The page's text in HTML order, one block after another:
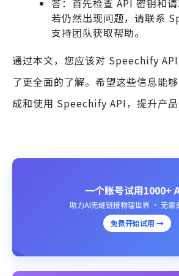
答：首先检查 API 密钥和请
若仍然出现问题，请联系
支持团队获取帮助。
通过本文，您应该对 Speechify
了更全面的了解。希望这些信息能
成和使用 Speechify API，提升产品
一个账号试用1000+
助力AI无缝链接物理世界 · 无需
免费开始试用 →